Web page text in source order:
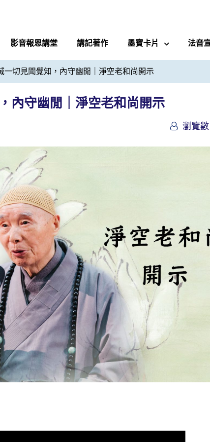
影音報恩講堂 講記著作 墨寶卡片 法音
一切見聞覺知，內守幽閒｜淨空老和尚開示
內守幽閒｜淨空老和尚開示
瀏覽數